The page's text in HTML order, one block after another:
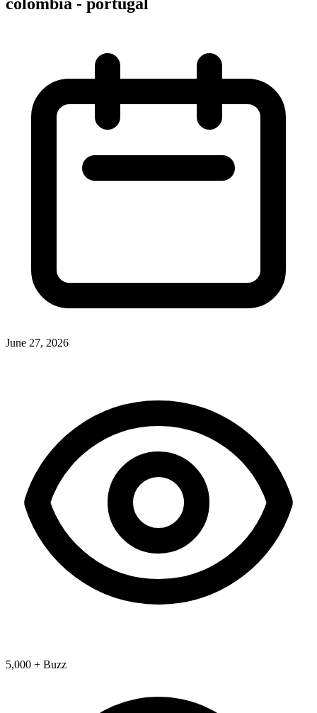
June 27, 2026
5,000 + Buzz